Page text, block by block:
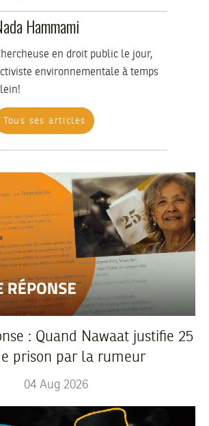
Hammami
en droit public le jour,
environnementale à temps
Tous ses articles
: Quand Nawaat justifie 25
prison par la rumeur
04 Aug 2026